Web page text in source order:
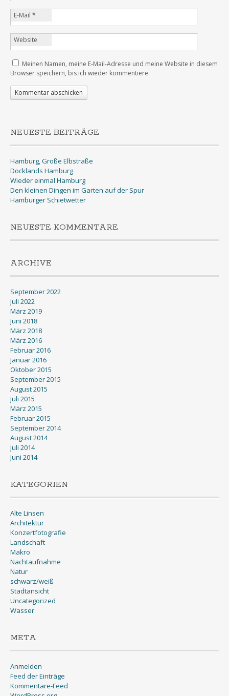
E-Mail *
Website
Meinen Namen, meine E-Mail-Adresse und meine Website in diesem
Browser speichern, bis ich wieder kommentiere.
NEUESTE BEITRÄGE
Hamburg, Große Elbstraße
Docklands Hamburg
Wieder einmal Hamburg
Den kleinen Dingen im Garten auf der Spur
Hamburger Schietwetter
NEUESTE KOMMENTARE
ARCHIVE
September 2022
Juli 2022
März 2019
Juni 2018
März 2018
März 2016
Februar 2016
Januar 2016
Oktober 2015
September 2015
August 2015
Juli 2015
März 2015
Februar 2015
September 2014
August 2014
Juli 2014
Juni 2014
KATEGORIEN
Alte Linsen
Architektur
Konzertfotografie
Landschaft
Makro
Nachtaufnahme
Natur
schwarz/weiß
Stadtansicht
Uncategorized
Wasser
META
Anmelden
Feed der Einträge
Kommentare-Feed